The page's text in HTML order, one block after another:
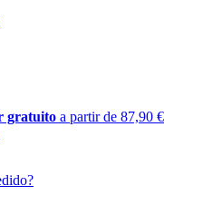
gratuito a partir de 87,90 €